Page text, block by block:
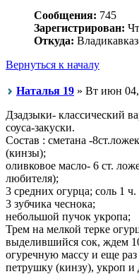
Сообщения: 745
Зарегистрирован:
Откуда:
Вернуться к началу
Наталья 19 » Вт июн
Дзадзыки- классический
соуса-закуски.
Состав : сметана -
(кинзы);
оливковое масло- 6 ст.
любителя);
3 средних огурца; соль 1
3 зубчика чеснока;
небольшой пучок укропа;
Трем на мелкой терке
выделившийся сок, ждем
огуречную массу и еще
петрушку (кинзу), укроп и